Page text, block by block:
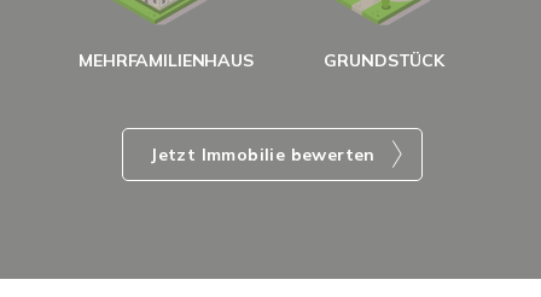
MEHRFAMILIENHAUS GRUNDSTÜCK
Jetzt Immobilie bewerten